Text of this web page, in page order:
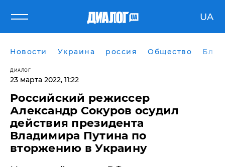
UA
Новости Украина россия Общество
ДИАЛОГ
23 марта 2022, 11:22
Российский режиссер
Александр Сокуров осудил
действия президента
Владимира Путина по
вторжению в Украину